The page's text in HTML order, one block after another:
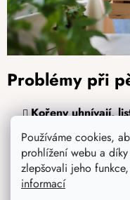
Používáme cookies,
prohlížení webu a
zlepšovali jeho
informací
Problémy při
Kořeny uhnívají,
méně a zajistíme
Bylinkyblednou,
umístíme je na
osvětlení.